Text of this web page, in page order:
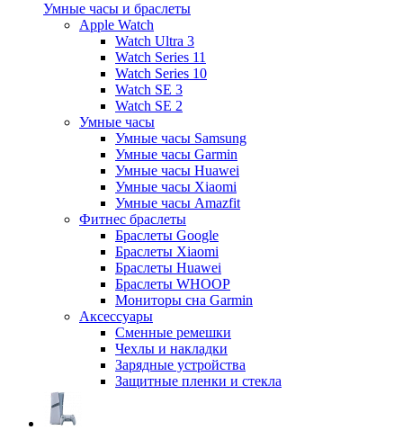
Умные часы и браслеты
Apple Watch
Watch Ultra 3
Watch Series 11
Watch Series 10
Watch SE 3
Watch SE 2
Умные часы
Умные часы Samsung
Умные часы Garmin
Умные часы Huawei
Умные часы Xiaomi
Умные часы Amazfit
Фитнес браслеты
Браслеты Google
Браслеты Xiaomi
Браслеты Huawei
Браслеты WHOOP
Мониторы сна Garmin
Аксессуары
Сменные ремешки
Чехлы и накладки
Зарядные устройства
Защитные пленки и стекла